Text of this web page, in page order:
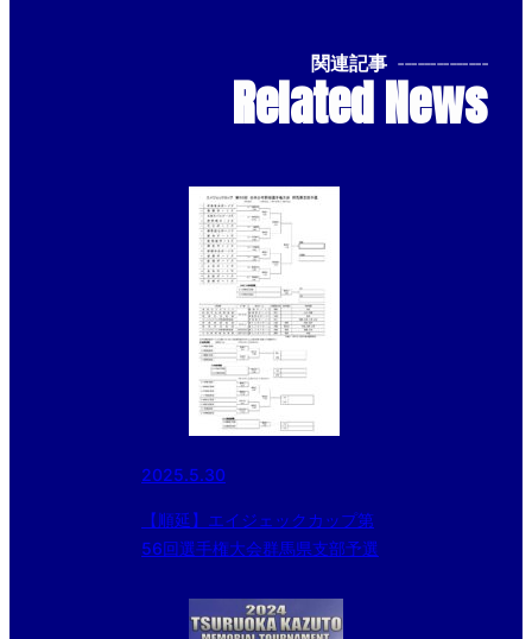
関連記事 --------------
Related News
2025.5.30
【順延】エイジェックカップ第
56回選手権大会群馬県支部予選